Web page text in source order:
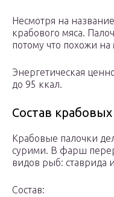
Несмотря на
крабового мяса.
потому что похожи
Энергетическая
до 95 ккал.
Состав
Крабовые палочки
сурими. В фарш
видов рыб: ставрида
Состав: